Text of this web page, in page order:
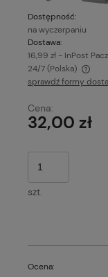
Dostępność:
na wyczerpaniu
Dostawa:
16,99 zł - InPost
24/7(Polska)
Cena nie
sprawdź formy
Cena:
32,00 zł
szt.
Ocena: